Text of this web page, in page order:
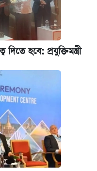
হবে: প্রযুক্তিমন্ত্রী